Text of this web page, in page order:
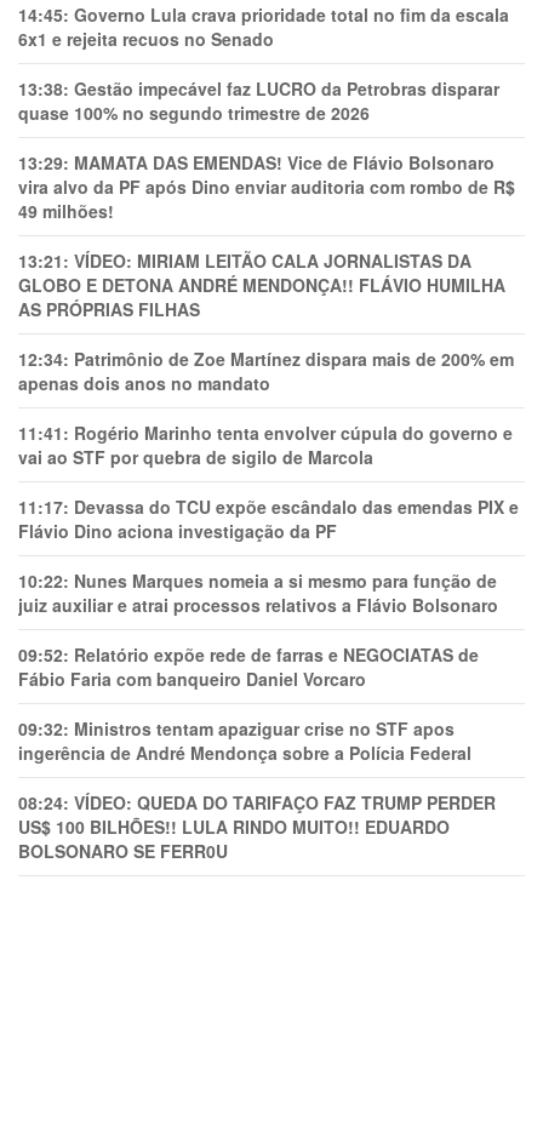
14:45: Governo Lula crava prioridade total no fim da escala
6x1 e rejeita recuos no Senado
13:38: Gestão impecável faz LUCRO da Petrobras disparar
quase 100% no segundo trimestre de 2026
13:29: MAMATA DAS EMENDAS! Vice de Flávio Bolsonaro
vira alvo da PF após Dino enviar auditoria com rombo de R$
49 milhões!
13:21: VÍDEO: MIRIAM LEITÃO CALA JORNALISTAS DA
GLOBO E DETONA ANDRÉ MENDONÇA!! FLÁVIO HUMILHA
AS PRÓPRIAS FILHAS
12:34: Patrimônio de Zoe Martínez dispara mais de 200% em
apenas dois anos no mandato
11:41: Rogério Marinho tenta envolver cúpula do governo e
vai ao STF por quebra de sigilo de Marcola
11:17: Devassa do TCU expõe escândalo das emendas PIX e
Flávio Dino aciona investigação da PF
10:22: Nunes Marques nomeia a si mesmo para função de
juiz auxiliar e atrai processos relativos a Flávio Bolsonaro
09:52: Relatório expõe rede de farras e NEGOCIATAS de
Fábio Faria com banqueiro Daniel Vorcaro
09:32: Ministros tentam apaziguar crise no STF apos
ingerência de André Mendonça sobre a Polícia Federal
08:24: VÍDEO: QUEDA DO TARIFAÇO FAZ TRUMP PERDER
US$ 100 BILHÕES!! LULA RINDO MUITO!! EDUARDO
BOLSONARO SE FERR0U